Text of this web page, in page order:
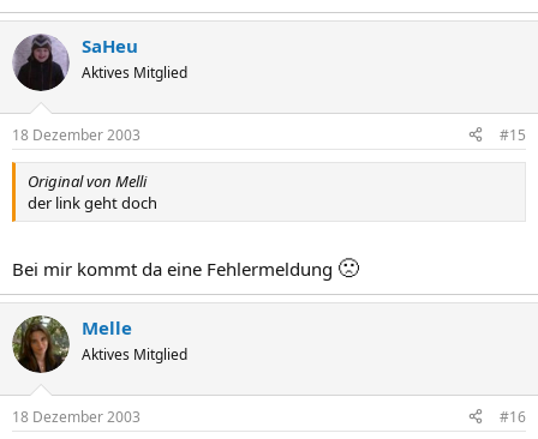
SaHeu
Aktives Mitglied
18 Dezember 2003 #15
Original von Melli
der link geht doch
Bei mir kommt da eine Fehlermeldung 🙁
Melle
Aktives Mitglied
18 Dezember 2003 #16